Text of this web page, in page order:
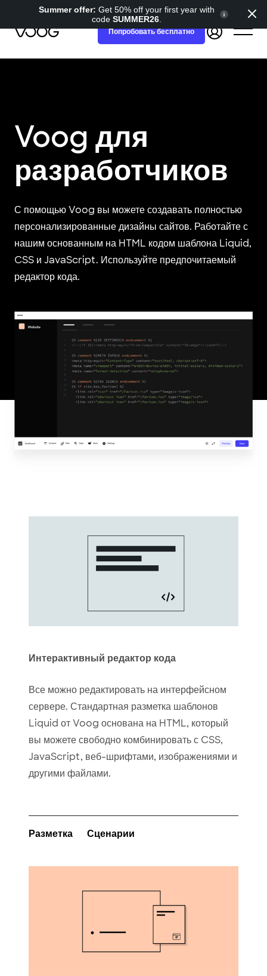
Попробовать бесплатно
Voog для
разработчиков
С помощью Voog вы можете создавать полностью
персонализированные дизайны сайтов. Работайте с
нашим основанным на HTML кодом шаблона Liquid,
CSS и JavaScript. Используйте предпочитаемый
редактор кода.
Интерактивный редактор кода
Все можно редактировать на интерфейсном
сервере. Стандартная разметка шаблонов
Liquid от Voog основана на HTML, который
вы можете свободно комбинировать с CSS,
JavaScript, веб-шрифтами, изображениями и
другими файлами.
Разметка Сценарии
Summer offer: Get 50% off your first year with
code SUMMER26.